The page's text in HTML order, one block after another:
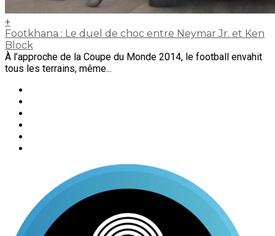
+
Footkhana : Le duel de choc entre Neymar Jr. et Ken
Block
À l’approche de la Coupe du Monde 2014, le football envahit
tous les terrains, même...